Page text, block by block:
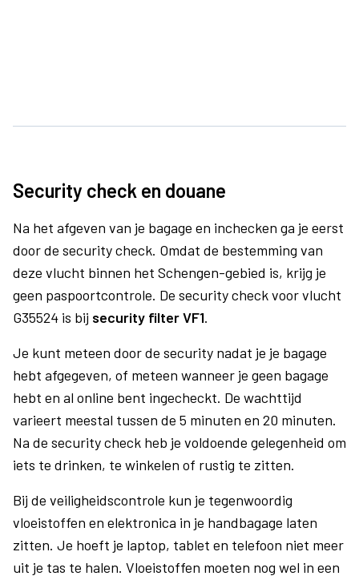
Security check en douane
Na het afgeven van je bagage en inchecken ga je eerst
door de security check. Omdat de bestemming van
deze vlucht binnen het Schengen-gebied is, krijg je
geen paspoortcontrole. De security check voor vlucht
G35524 is bij security filter VF1.
Je kunt meteen door de security nadat je je bagage
hebt afgegeven, of meteen wanneer je geen bagage
hebt en al online bent ingecheckt. De wachttijd
varieert meestal tussen de 5 minuten en 20 minuten.
Na de security check heb je voldoende gelegenheid om
iets te drinken, te winkelen of rustig te zitten.
Bij de veiligheidscontrole kun je tegenwoordig
vloeistoffen en elektronica in je handbagage laten
zitten. Je hoeft je laptop, tablet en telefoon niet meer
uit je tas te halen. Vloeistoffen moeten nog wel in een